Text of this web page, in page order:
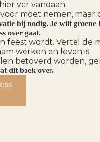
ver vandaan.
moet nemen, maar
bij nodig. Je wilt groene
over gaat.
feest wordt. Vertel de
werken en leven is.
betoverd worden,
dit boek over.